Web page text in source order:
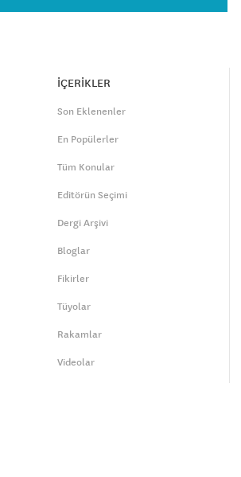
İÇERİKLER
Son Eklenenler
En Popülerler
Tüm Konular
Editörün Seçimi
Dergi Arşivi
Bloglar
Fikirler
Tüyolar
Rakamlar
Videolar